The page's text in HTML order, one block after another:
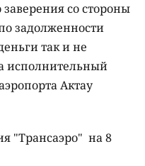
со стороны
задолженности
так и не
исполнительный
Актау
"Трансаэро" на 8